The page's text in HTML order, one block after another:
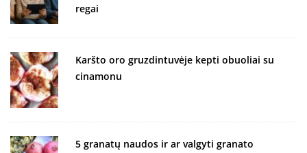
regai
Karšto oro gruzdintuvėje kepti obuoliai su
cinamonu
5 granatų naudos ir ar valgyti granato